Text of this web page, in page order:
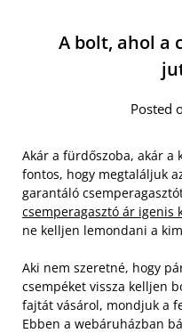
A bolt, ahol a
Posted
Akár a fürdőszoba, akár a
fontos, hogy megtaláljuk
garantáló
csemperagasztó ár igenis
ne kelljen lemondani a
Aki nem szeretné, hogy
csempéket vissza kelljen
fajtát vásárol, mondjuk a
Ebben a webáruházban